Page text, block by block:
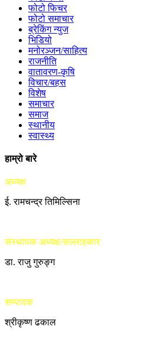
फोटो फिचर
फोटो समाचार
ब्रेकिंग न्युज
भिडियो
मनोरञ्जन/साहित्य
राजनीति
वातावरण-कृषि
विचार/बहस
विशेष
समाचार
समाज
स्थानीय
स्वास्थ्य
हाम्रो बारे
अध्यक्ष
ई. रामचन्द्र तिमिल्सिना
संस्थापक अध्यक्ष/सल्लाहकार
डा. राजु गुरुङ्ग
सम्पादक
श्रीकृष्ण ढकाल